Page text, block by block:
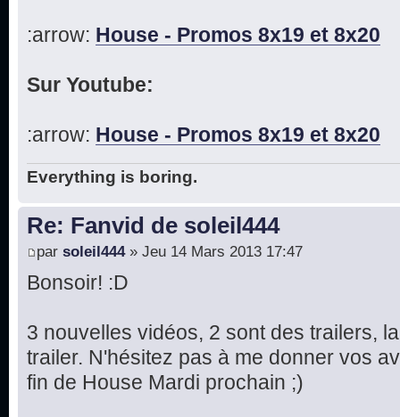
:arrow: House - Promos 8x19 et 8x20
Sur Youtube:
:arrow: House - Promos 8x19 et 8x20
Everything is boring.
Re: Fanvid de soleil444
par soleil444» Jeu 14 Mars 2013 17:47
Bonsoir! :D
3 nouvelles vidéos, 2 sont des trailers,
trailer. N'hésitez pas à me donner vos
fin de House Mardi prochain ;)